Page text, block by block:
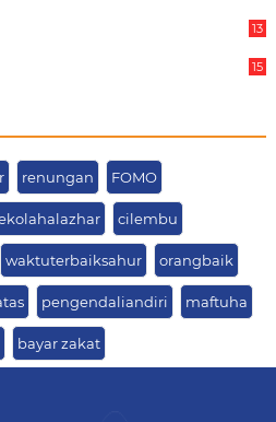
13
15
renungan FOMO
cilembu
waktuterbaiksahur orangbaik
pengendaliandiri maftuha
bayar zakat